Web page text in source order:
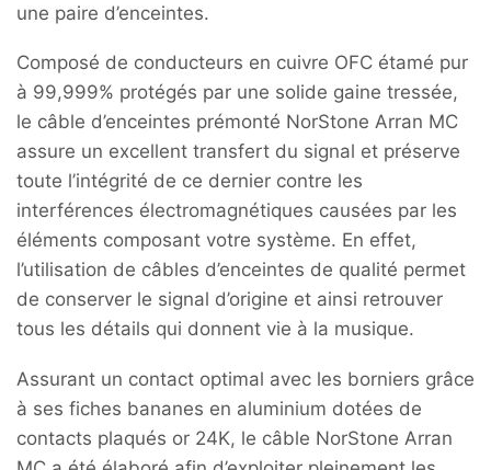
une paire d’enceintes.
Composé de conducteurs en cuivre OFC étamé pur
à 99,999% protégés par une solide gaine tressée,
le câble d’enceintes prémonté NorStone Arran MC
assure un excellent transfert du signal et préserve
toute l’intégrité de ce dernier contre les
interférences électromagnétiques causées par les
éléments composant votre système. En effet,
l’utilisation de câbles d’enceintes de qualité permet
de conserver le signal d’origine et ainsi retrouver
tous les détails qui donnent vie à la musique.
Assurant un contact optimal avec les borniers grâce
à ses fiches bananes en aluminium dotées de
contacts plaqués or 24K, le câble NorStone Arran